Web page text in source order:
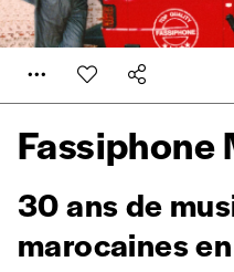
Fassiphone
30 ans de
marocaines
Se